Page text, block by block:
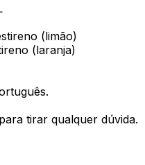
(limão)
(laranja)
tirar qualquer dúvida.